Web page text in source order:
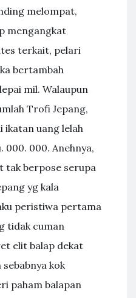
melompat,
mengangkat
terkait, pelari
bertambah
mil. Walaupun
Trofi Jepang,
ikatan uang lelah
000. 000. Anehnya,
tak berpose serupa
yg kala
peristiwa pertama
tidak cuman
elit balap dekat
kok
paham balapan